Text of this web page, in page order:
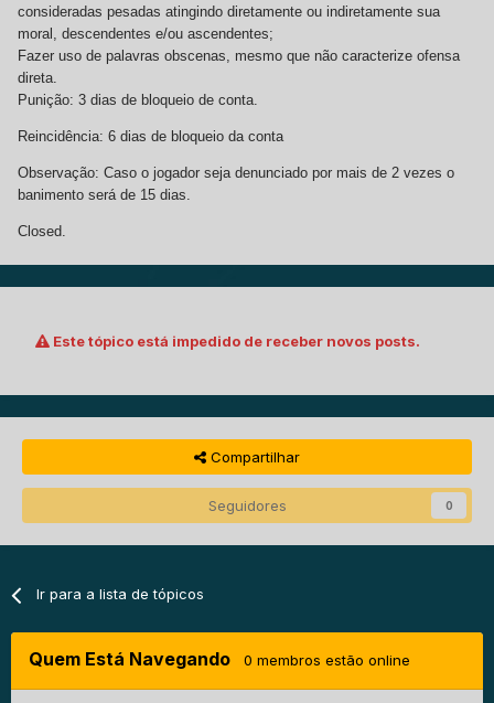
consideradas pesadas atingindo diretamente ou indiretamente sua
moral, descendentes e/ou ascendentes;
Fazer uso de palavras obscenas, mesmo que não caracterize ofensa
direta.
Punição: 3 dias de bloqueio de conta.
Reincidência: 6 dias de bloqueio da conta
Observação: Caso o jogador seja denunciado por mais de 2 vezes o
banimento será de 15 dias.
Closed.
Este tópico está impedido de receber novos posts.
Compartilhar
Seguidores 0
Ir para a lista de tópicos
Quem Está Navegando 0 membros estão online